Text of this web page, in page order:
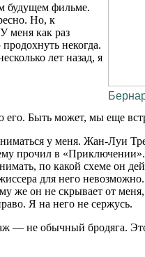
будущем фильме.
Но, к
меня как раз
некогда.
лет назад, я
Быть может, мы еще
у меня. Жан-Луи
прочил в
по какой схеме он
для него
же он не скрывает от
Я на него не сержусь.
— не обычный бродяга.